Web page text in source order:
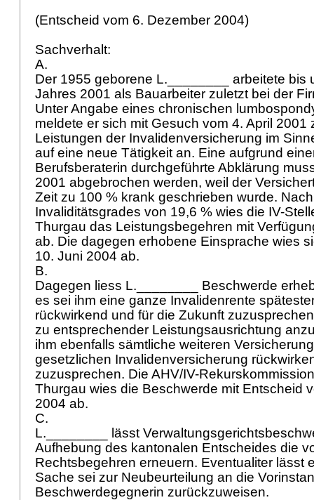
(Entscheid vom 6. Dezember 2004)
Sachverhalt:
A.
Der 1955 geborene L.________ arbeitete bis
Jahres 2001 als Bauarbeiter zuletzt bei der
Unter Angabe eines chronischen
meldete er sich mit Gesuch vom 4. April 2001
Leistungen der Invalidenversicherung im
auf eine neue Tätigkeit an. Eine aufgrund
Berufsberaterin durchgeführte Abklärung
2001 abgebrochen werden, weil der
Zeit zu 100 % krank geschrieben wurde.
Invaliditätsgrades von 19,6 % wies die IV-
Thurgau das Leistungsbegehren mit
ab. Die dagegen erhobene Einsprache wies
10. Juni 2004 ab.
B.
Dagegen liess L.________ Beschwerde
es sei ihm eine ganze Invalidenrente
rückwirkend und für die Zukunft
zu entsprechender Leistungsausrichtung
ihm ebenfalls sämtliche weiteren
gesetzlichen Invalidenversicherung
zuzusprechen. Die AHV/IV-
Thurgau wies die Beschwerde mit Entscheid
2004 ab.
C.
L.________ lässt
Aufhebung des kantonalen Entscheides die
Rechtsbegehren erneuern. Eventualiter lässt
Sache sei zur Neubeurteilung an die
Beschwerdegegnerin zurückzuweisen.